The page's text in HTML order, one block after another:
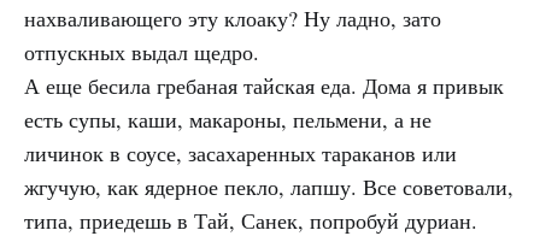
нахваливающего эту клоаку? Ну ладно, зато
отпускных выдал щедро.
А еще бесила гребаная тайская еда. Дома я привык
есть супы, каши, макароны, пельмени, а не
личинок в соусе, засахаренных тараканов или
жгучую, как ядерное пекло, лапшу. Все советовали,
типа, приедешь в Тай, Санек, попробуй дуриан.